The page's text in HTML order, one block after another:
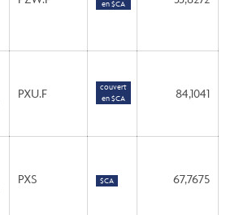
en $CA
PXU.F
couvert
en $CA
84,1041
PXS $CA 67,7675